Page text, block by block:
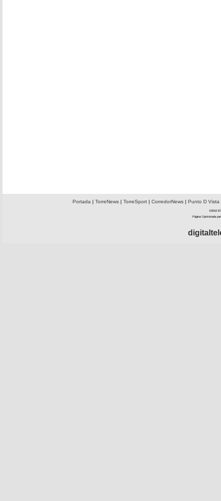
Portada | TorreNews| TorreSport| CorredorNews| Punto D Vista
©2010 El
Página Optimizada